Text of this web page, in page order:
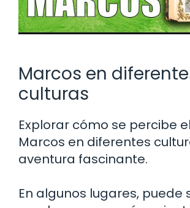
Marcos en
culturas
Explorar cómo se percibe
Marcos en diferentes
aventura fascinante.
En algunos lugares, puede